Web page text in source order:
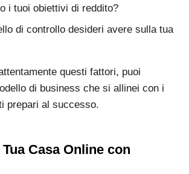
i tuoi obiettivi di reddito?
di controllo desideri avere sulla tua
questi fattori, puoi
di business che si allinei con i
prepari al successo.
Casa Online con